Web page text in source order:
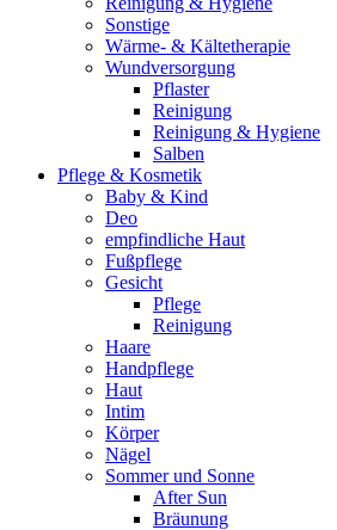
Sonstige
Wärme- & Kältetherapie
Wundversorgung
Pflaster
Reinigung
Reinigung & Hygiene
Salben
Pflege & Kosmetik
Baby & Kind
Deo
empfindliche Haut
Fußpflege
Gesicht
Pflege
Reinigung
Haare
Handpflege
Haut
Intim
Körper
Nägel
Sommer und Sonne
After Sun
Bräunung